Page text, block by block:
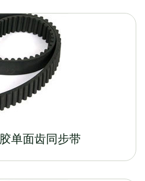
单面齿同步带